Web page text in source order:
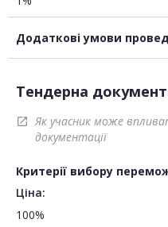
Додаткові умови
Тендерна
open_in_new
Як учасник може
документації
Критерії вибору
Ціна:
100%